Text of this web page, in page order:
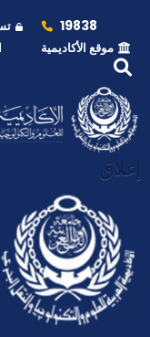
19838
موقع الأكاديمية
إغلاق